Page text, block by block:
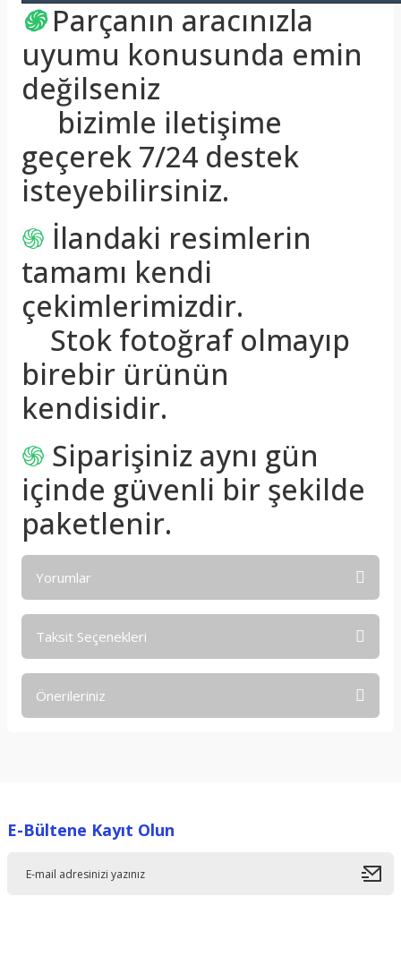
֍ Parçanın aracınızla
uyumu konusunda emin
değilseniz
bizimle iletişime
geçerek 7/24 destek
isteyebilirsiniz.
֍ İlandaki resimlerin
tamamı kendi
çekimlerimizdir.
Stok fotoğraf olmayıp
birebir ürünün
kendisidir.
֍ Siparişiniz aynı gün
içinde güvenli bir şekilde
paketlenir.
Yorumlar
Taksit Seçenekleri
Önerileriniz
Ürün resmi kalitesiz, bozuk veya görüntülenemiyor.
E-Bültene Kayıt Olun